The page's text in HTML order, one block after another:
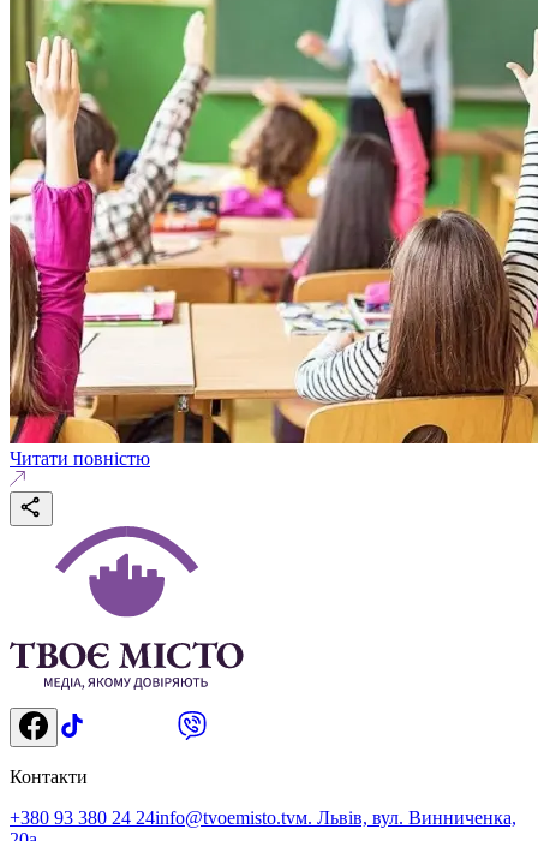
Читати повністю
Контакти
+380 93 380 24 24info@tvoemisto.tvм. Львів, вул. Винниченка,